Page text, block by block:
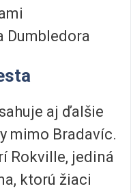
Dumbledora
aj ďalšie
mimo Bradavíc.
Rokville, jediná
ktorú žiaci